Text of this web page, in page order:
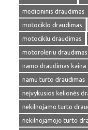
medicininis draudimas
motociklo draudimas
motociklu draudimas
motoroleriu draudimas
namo draudimas kaina
namu turto draudimas
neįvykusios kelionės
nekilnojamo turto
nekilnojamojo turto